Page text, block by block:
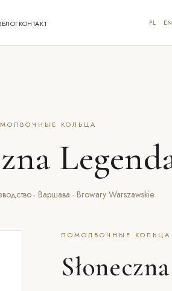
БЛОГКОНТАКТ PL EN
КОЛЬЦА
· Варшава · Browary Warszawskie
ПОМОЛВОЧНЫЕ КОЛЬЦА ·